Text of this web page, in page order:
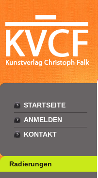
STARTSEITE
ANMELDEN
KONTAKT
Radierungen